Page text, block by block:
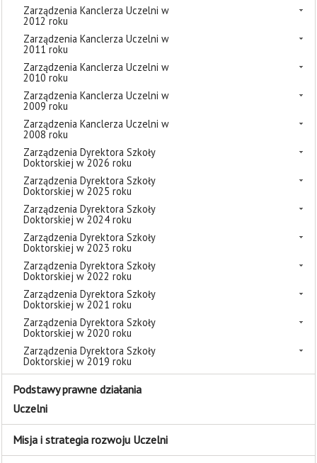
Zarządzenia Kanclerza Uczelni w
2012 roku
Zarządzenia Kanclerza Uczelni w
2011 roku
Zarządzenia Kanclerza Uczelni w
2010 roku
Zarządzenia Kanclerza Uczelni w
2009 roku
Zarządzenia Kanclerza Uczelni w
2008 roku
Zarządzenia Dyrektora Szkoły
Doktorskiej w 2026 roku
Zarządzenia Dyrektora Szkoły
Doktorskiej w 2025 roku
Zarządzenia Dyrektora Szkoły
Doktorskiej w 2024 roku
Zarządzenia Dyrektora Szkoły
Doktorskiej w 2023 roku
Zarządzenia Dyrektora Szkoły
Doktorskiej w 2022 roku
Zarządzenia Dyrektora Szkoły
Doktorskiej w 2021 roku
Zarządzenia Dyrektora Szkoły
Doktorskiej w 2020 roku
Zarządzenia Dyrektora Szkoły
Doktorskiej w 2019 roku
Podstawy prawne działania
Uczelni
Misja i strategia rozwoju Uczelni